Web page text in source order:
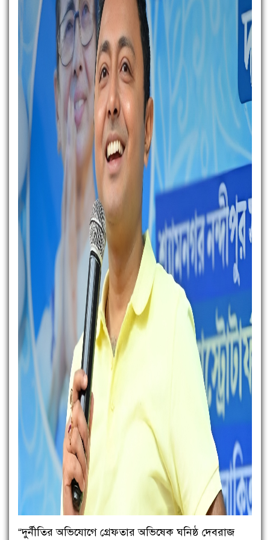
“দুর্নীতির অভিযোগে গ্রেফতার অভিষেক ঘনিষ্ঠ দেবরাজ